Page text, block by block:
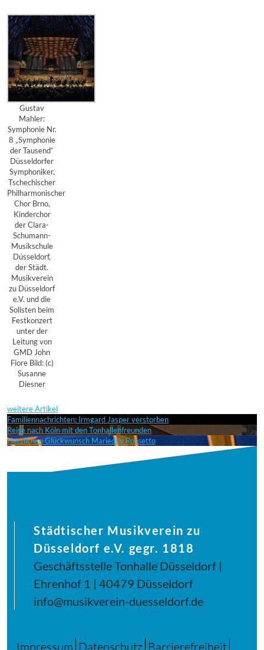
Gustav
Mahler:
Symphonie Nr.
8 „Symphonie
der Tausend“
Düsseldorfer
Symphoniker,
Tschechischer
Philharmonischer
Chor Brno,
Kinderchor
der Clara-
Schumann-
Musikschule
Düsseldorf,
der Städt.
Musikverein
zu Düsseldorf
e.V. und die
Solisten beim
Festkonzert
unter der
Leitung von
GMD John
Fiore Bild: (c)
Susanne
Diesner
weitere Artikel
Familiennachrichten: Irmgard Jasper verstorben
Reise nach Köln mit den Tonhallenfreunden
Herzlichen Glückwunsch Marieddy Rossetto
Städtischer Musikverein zu
Düsseldorf e.V. gegr. 1818
Geschäftsstelle Tonhalle Düsseldorf |
Ehrenhof 1 | 40479 Düsseldorf
info@musikverein-duesseldorf.de
Impressum Datenschutz Barrierefreiheit